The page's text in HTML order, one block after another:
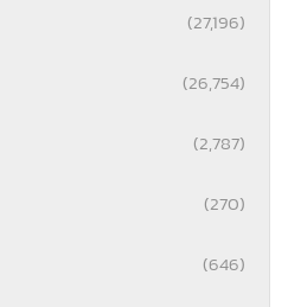
(27,196)
(26,754)
(2,787)
(270)
(646)